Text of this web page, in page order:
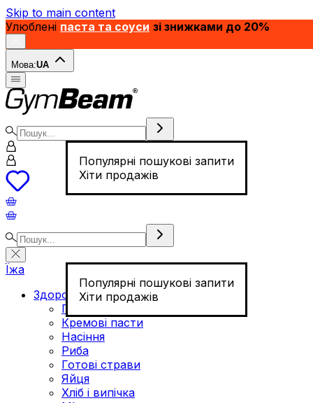
Skip to main content
Улюблені паста та соуси зі знижками до 20%
Мова:UA
Популярні пошукові запити
Хіти продажів
Популярні пошукові запити
Хіти продажів
Їжа
Здорове харчування
Горіхи
Кремові пасти
Насіння
Риба
Готові страви
Яйця
Хліб і випічка